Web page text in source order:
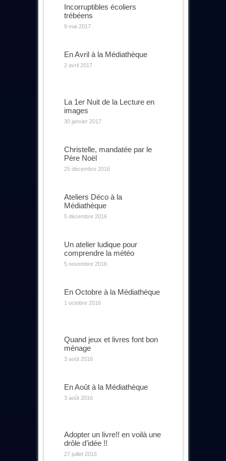
Incorruptibles écoliers
trébéens
9 mai 2017
En Avril à la Médiathèque
2 avril 2017
La 1er Nuit de la Lecture en
images
30 janvier 2017
Christelle, mandatée par le
Père Noël
25 décembre 2016
Ateliers Déco à la
Médiathèque
5 décembre 2016
Un atelier ludique pour
comprendre la météo
5 novembre 2016
En Octobre à la Médiathèque
1 octobre 2016
Quand jeux et livres font bon
ménage
3 août 2016
En Août à la Médiathèque
3 août 2016
Adopter un livre!! en voilà une
drôle d’idée !!
27 juillet 2016